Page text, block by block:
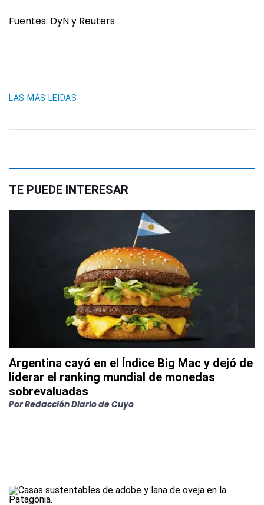
Fuentes: DyN y Reuters
LAS MÁS LEIDAS
TE PUEDE INTERESAR
Argentina cayó en el Índice Big Mac y dejó de
liderar el ranking mundial de monedas
sobrevaluadas
PorRedacción Diario de Cuyo